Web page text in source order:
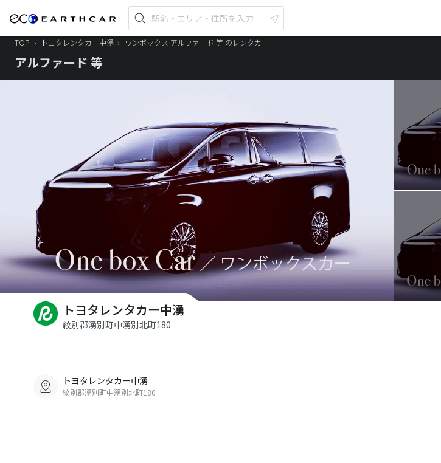
TOP › トヨタレンタカー中湧 › ワンボックス アルファード 等 のレンタカー
アルファード 等
トヨタレンタカー中湧
紋別郡湧別町中湧別北町180
トヨタレンタカー中湧
紋別郡湧別町中湧別北町180